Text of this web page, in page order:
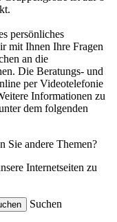
persönliches
mit Ihnen Ihre Fragen
an die
Die Beratungs- und
per Videotelefonie
Informationen zu
dem folgenden
Sie andere Themen?
Internetseiten zu
Suchen